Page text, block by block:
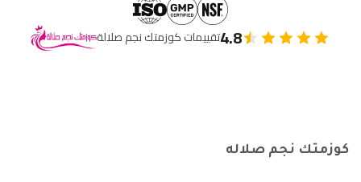
4.8تقييمات كوزمتك نجم صلالة
كوزمتك نجم صلاله